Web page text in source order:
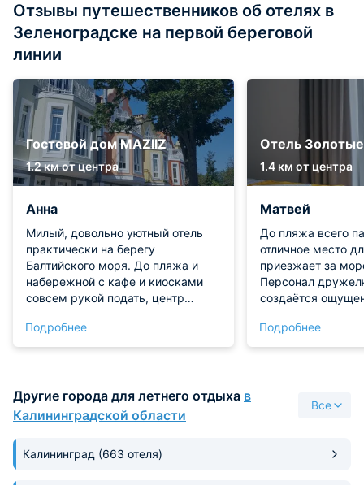
Отзывы путешественников об отелях в
Зеленоградске на первой береговой
линии
Гостевой дом MAZIIZ
1.2 км от центра
Анна
Милый, довольно уютный отель
практически на берегу
Балтийского моря. До пляжа и
набережной с кафе и киосками
совсем рукой подать, центр
10-15 минут пешком. До
продуктового магазина тоже
внешне здание отеля очень
симпатичное. В номере чисто.
Еще из плюсов: можно было
до заселения и после выезда, что
Подробнее
Отель
1.4 км от центра
Матвей
До пляжа всего
отличное место
приезжает за
Персонал
создаётся
аккуратный, всё
лишнего пафоса.
вдоль моря, на
подойдёт и
Подробнее
Другие города для летнего отдыха в
Калининградской области
Все
Калининград (663 отеля)